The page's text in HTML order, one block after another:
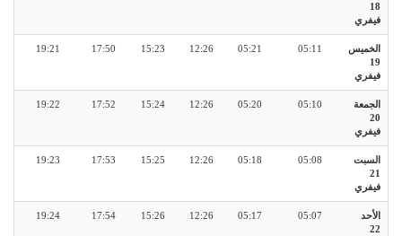
18
فيفري
الخميس
19
فيفري
05:11
05:21
12:26
15:23
17:50
19:21
الجمعة
20
فيفري
05:10
05:20
12:26
15:24
17:52
19:22
السبت
21
فيفري
05:08
05:18
12:26
15:25
17:53
19:23
الأحد
22
05:07
05:17
12:26
15:26
17:54
19:24